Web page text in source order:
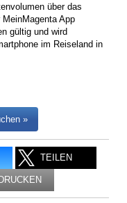
über das
App
gültig und wird
im Reiseland in
»
TEILEN
DRUCKEN